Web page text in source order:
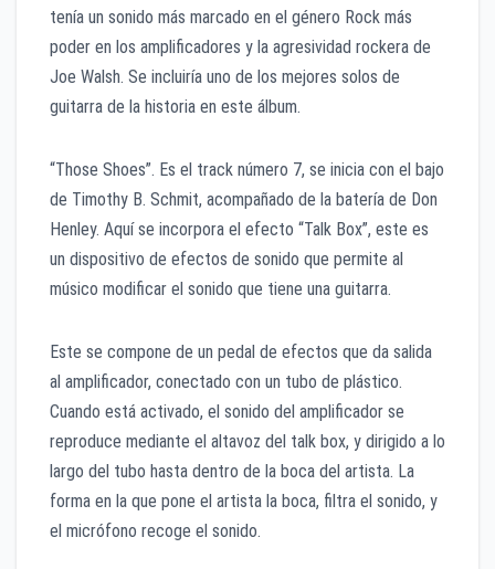
tenía un sonido más marcado en el género Rock más
poder en los amplificadores y la agresividad rockera de
Joe Walsh. Se incluiría uno de los mejores solos de
guitarra de la historia en este álbum.
“Those Shoes”. Es el track número 7, se inicia con el bajo
de Timothy B. Schmit, acompañado de la batería de Don
Henley. Aquí se incorpora el efecto “Talk Box”, este es
un dispositivo de efectos de sonido que permite al
músico modificar el sonido que tiene una guitarra.
Este se compone de un pedal de efectos que da salida
al amplificador, conectado con un tubo de plástico.
Cuando está activado, el sonido del amplificador se
reproduce mediante el altavoz del talk box, y dirigido a lo
largo del tubo hasta dentro de la boca del artista. La
forma en la que pone el artista la boca, filtra el sonido, y
el micrófono recoge el sonido.